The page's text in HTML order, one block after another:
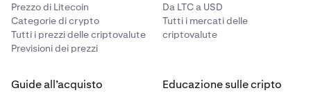
Prezzo di Litecoin
Categorie di crypto
Tutti i prezzi delle criptovalute
Previsioni dei prezzi
Da LTC a USD
Tutti i mercati delle
criptovalute
Guide all’acquisto Educazione sulle cripto